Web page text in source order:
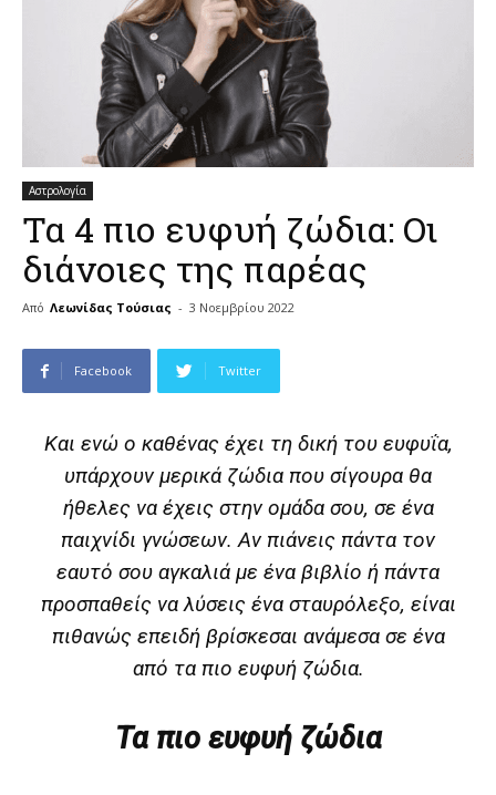
Αστρολογία
Τα 4 πιο ευφυή ζώδια: Oι
διάνοιες της παρέας
Από Λεωνίδας Τούσιας - 3 Νοεμβρίου 2022
Facebook Twitter
Και ενώ ο καθένας έχει τη δική του ευφυΐα,
υπάρχουν μερικά ζώδια που σίγουρα θα
ήθελες να έχεις στην ομάδα σου, σε ένα
παιχνίδι γνώσεων. Αν πιάνεις πάντα τον
εαυτό σου αγκαλιά με ένα βιβλίο ή πάντα
προσπαθείς να λύσεις ένα σταυρόλεξο, είναι
πιθανώς επειδή βρίσκεσαι ανάμεσα σε ένα
από τα πιο ευφυή ζώδια.
Τα πιο ευφυή ζώδια